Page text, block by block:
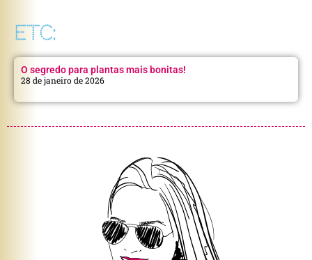
ETC:
O segredo para plantas mais bonitas!
28 de janeiro de 2026